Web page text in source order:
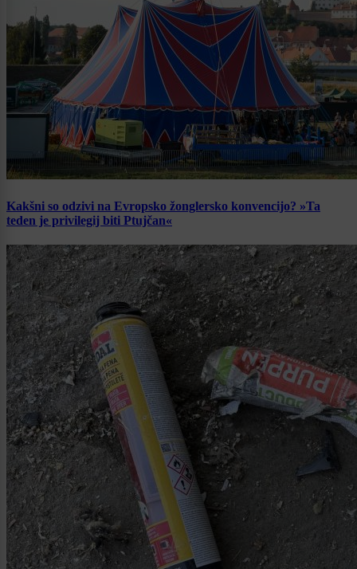
Kakšni so odzivi na Evropsko žonglersko konvencijo? »Ta
teden je privilegij biti Ptujčan«